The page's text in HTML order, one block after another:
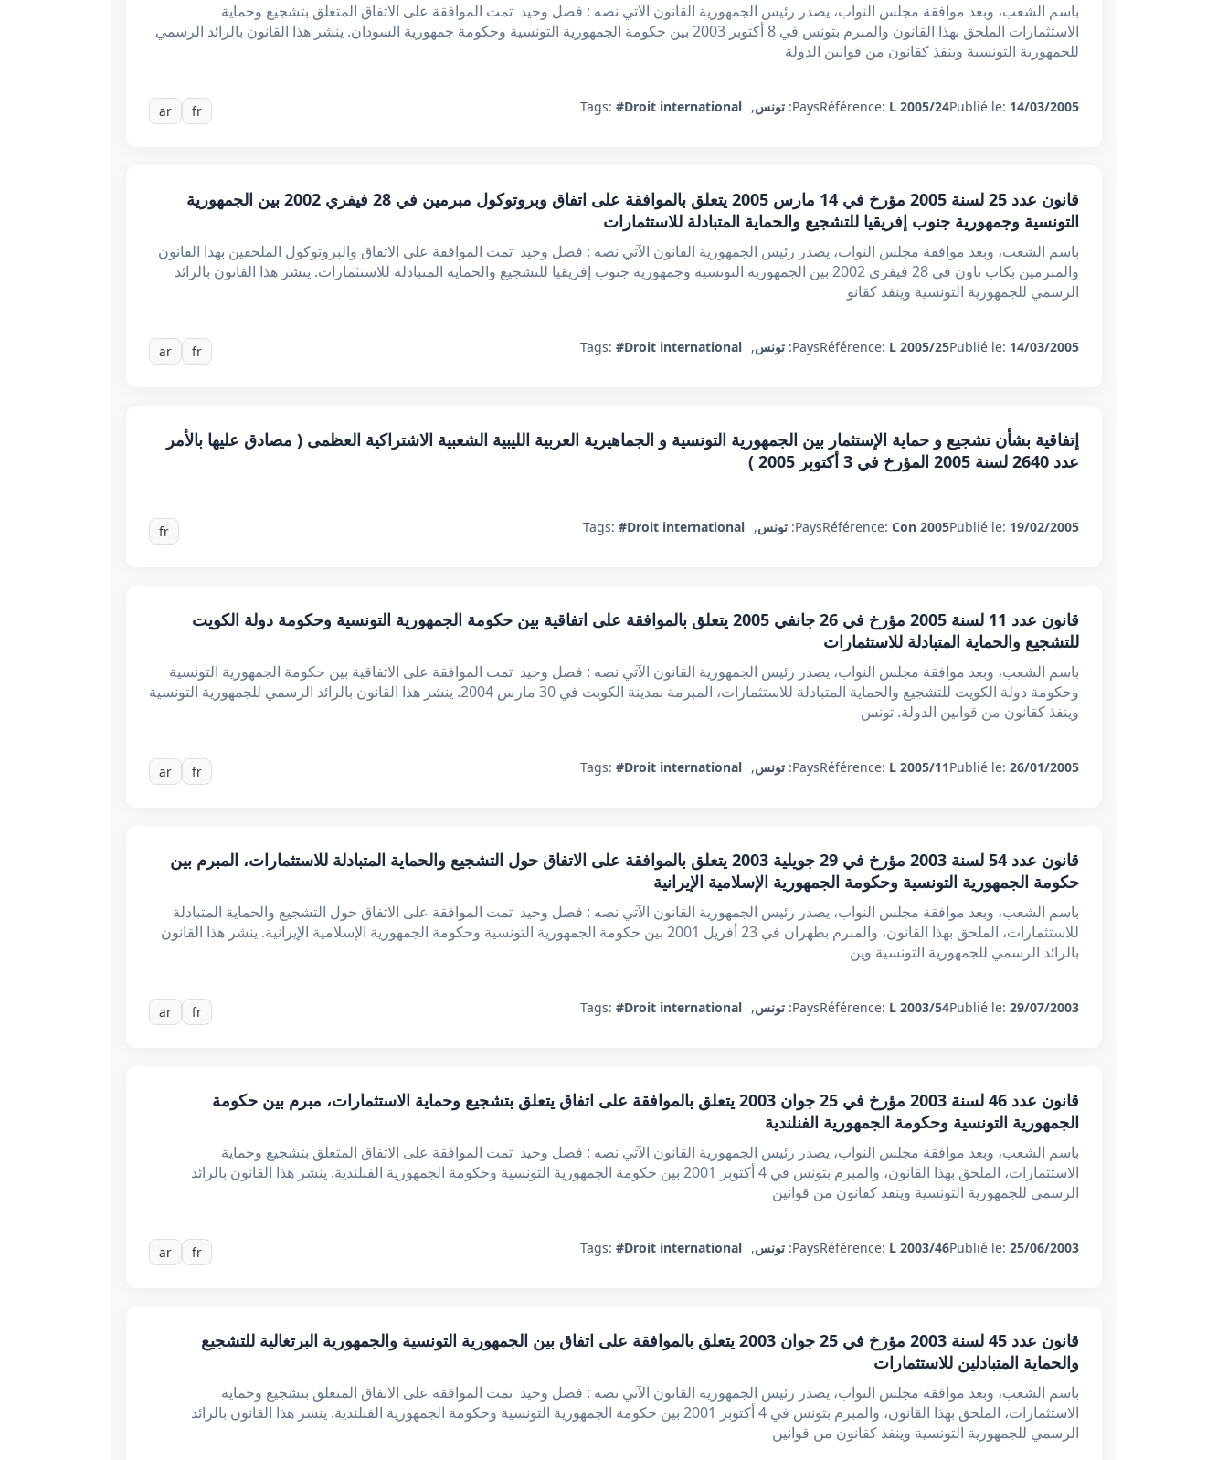
باسم الشعب، وبعد موافقة مجلس النواب، يصدر رئيس الجمهورية القانون الآتي نصه : فصل وحيد تمت الموافقة على الاتفاق المتعلق بتشجيع وحماية
الاستثمارات الملحق بهذا القانون والمبرم بتونس في 8 أكتوبر 2003 بين حكومة الجمهورية التونسية وحكومة جمهورية السودان. ينشر هذا القانون بالرائد الرسمي
للجمهورية التونسية وينفذ كقانون من قوانين الدولة
Publié le: 14/03/2005
Référence: L 2005/24
Pays: تونس,
Tags: #Droit international
fr
ar
قانون عدد 25 لسنة 2005 مؤرخ في 14 مارس 2005 يتعلق بالموافقة على اتفاق وبروتوكول مبرمين في 28 فيفري 2002 بين الجمهورية
التونسية وجمهورية جنوب إفريقيا للتشجيع والحماية المتبادلة للاستثمارات
باسم الشعب، وبعد موافقة مجلس النواب، يصدر رئيس الجمهورية القانون الآتي نصه : فصل وحيد تمت الموافقة على الاتفاق والبروتوكول الملحقين بهذا القانون
والمبرمين بكاب تاون في 28 فيفري 2002 بين الجمهورية التونسية وجمهورية جنوب إفريقيا للتشجيع والحماية المتبادلة للاستثمارات. ينشر هذا القانون بالرائد
الرسمي للجمهورية التونسية وينفذ كقانو
Publié le: 14/03/2005
Référence: L 2005/25
Pays: تونس,
Tags: #Droit international
fr
ar
إتفاقية بشأن تشجيع و حماية الإستثمار بين الجمهورية التونسية و الجماهيرية العربية الليبية الشعبية الاشتراكية العظمى ( مصادق عليها بالأمر
عدد 2640 لسنة 2005 المؤرخ في 3 أكتوبر 2005 )
Publié le: 19/02/2005
Référence: Con 2005
Pays: تونس,
Tags: #Droit international
fr
قانون عدد 11 لسنة 2005 مؤرخ في 26 جانفي 2005 يتعلق بالموافقة على اتفاقية بين حكومة الجمهورية التونسية وحكومة دولة الكويت
للتشجيع والحماية المتبادلة للاستثمارات
باسم الشعب، وبعد موافقة مجلس النواب، يصدر رئيس الجمهورية القانون الآتي نصه : فصل وحيد تمت الموافقة على الاتفاقية بين حكومة الجمهورية التونسية
وحكومة دولة الكويت للتشجيع والحماية المتبادلة للاستثمارات، المبرمة بمدينة الكويت في 30 مارس 2004. ينشر هذا القانون بالرائد الرسمي للجمهورية التونسية
وينفذ كقانون من قوانين الدولة. تونس
Publié le: 26/01/2005
Référence: L 2005/11
Pays: تونس,
Tags: #Droit international
fr
ar
قانون عدد 54 لسنة 2003 مؤرخ في 29 جويلية 2003 يتعلق بالموافقة على الاتفاق حول التشجيع والحماية المتبادلة للاستثمارات، المبرم بين
حكومة الجمهورية التونسية وحكومة الجمهورية الإسلامية الإيرانية
باسم الشعب، وبعد موافقة مجلس النواب، يصدر رئيس الجمهورية القانون الآتي نصه : فصل وحيد تمت الموافقة على الاتفاق حول التشجيع والحماية المتبادلة
للاستثمارات، الملحق بهذا القانون، والمبرم بطهران في 23 أفريل 2001 بين حكومة الجمهورية التونسية وحكومة الجمهورية الإسلامية الإيرانية. ينشر هذا القانون
بالرائد الرسمي للجمهورية التونسية وين
Publié le: 29/07/2003
Référence: L 2003/54
Pays: تونس,
Tags: #Droit international
fr
ar
قانون عدد 46 لسنة 2003 مؤرخ في 25 جوان 2003 يتعلق بالموافقة على اتفاق يتعلق بتشجيع وحماية الاستثمارات، مبرم بين حكومة
الجمهورية التونسية وحكومة الجمهورية الفنلندية
باسم الشعب، وبعد موافقة مجلس النواب، يصدر رئيس الجمهورية القانون الآتي نصه : فصل وحيد تمت الموافقة على الاتفاق المتعلق بتشجيع وحماية
الاستثمارات، الملحق بهذا القانون، والمبرم بتونس في 4 أكتوبر 2001 بين حكومة الجمهورية التونسية وحكومة الجمهورية الفنلندية. ينشر هذا القانون بالرائد
الرسمي للجمهورية التونسية وينفذ كقانون من قوانين
Publié le: 25/06/2003
Référence: L 2003/46
Pays: تونس,
Tags: #Droit international
fr
ar
قانون عدد 45 لسنة 2003 مؤرخ في 25 جوان 2003 يتعلق بالموافقة على اتفاق بين الجمهورية التونسية والجمهورية البرتغالية للتشجيع
والحماية المتبادلين للاستثمارات
باسم الشعب، وبعد موافقة مجلس النواب، يصدر رئيس الجمهورية القانون الآتي نصه : فصل وحيد تمت الموافقة على الاتفاق المتعلق بتشجيع وحماية
الاستثمارات، الملحق بهذا القانون، والمبرم بتونس في 4 أكتوبر 2001 بين حكومة الجمهورية التونسية وحكومة الجمهورية الفنلندية. ينشر هذا القانون بالرائد
الرسمي للجمهورية التونسية وينفذ كقانون من قوانين